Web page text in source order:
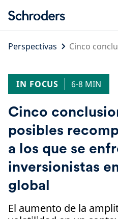
content
Perspectivas
Cinco
IN FOCUS 6-8 MIN
Cinco
posibles
a los que se
inversionistas
global
El aumento de la